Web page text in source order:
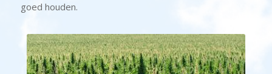
goed houden.